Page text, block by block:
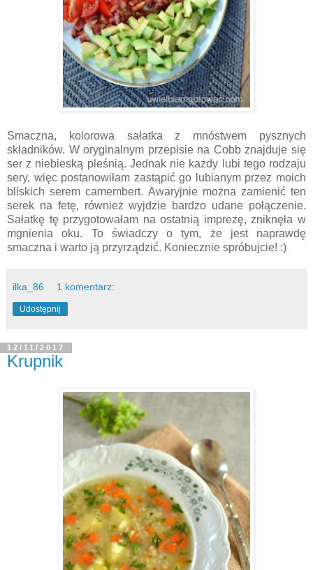
Smaczna, kolorowa sałatka z mnóstwem pysznych
składników. W oryginalnym przepisie na Cobb znajduje się
ser z niebieską pleśnią. Jednak nie każdy lubi tego rodzaju
sery, więc postanowiłam zastąpić go lubianym przez moich
bliskich serem camembert. Awaryjnie można zamienić ten
serek na fetę, również wyjdzie bardzo udane połączenie.
Sałatkę tę przygotowałam na ostatnią imprezę, zniknęła w
mgnienia oku. To świadczy o tym, że jest naprawdę
smaczna i warto ją przyrządzić. Koniecznie spróbujcie! :)
ilka_86 1 komentarz:
Udostępnij
12/11/2017
Krupnik